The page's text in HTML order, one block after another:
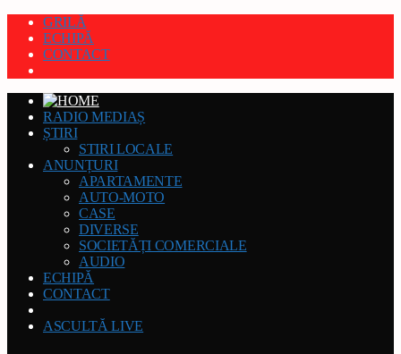
GRILĂ
ECHIPĂ
CONTACT
RADIO MEDIAȘ
ȘTIRI
STIRI LOCALE
ANUNȚURI
APARTAMENTE
AUTO-MOTO
CASE
DIVERSE
SOCIETĂȚI COMERCIALE
AUDIO
ECHIPĂ
CONTACT
ASCULTĂ LIVE